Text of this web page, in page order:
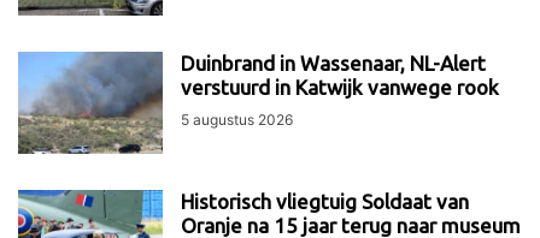
Duinbrand in Wassenaar, NL-Alert
verstuurd in Katwijk vanwege rook
5 augustus 2026
Historisch vliegtuig Soldaat van
Oranje na 15 jaar terug naar museum